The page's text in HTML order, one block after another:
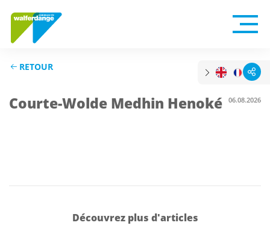
RETOUR
Courte-Wolde Medhin Henoké 06.08.2026
Découvrez plus d'articles